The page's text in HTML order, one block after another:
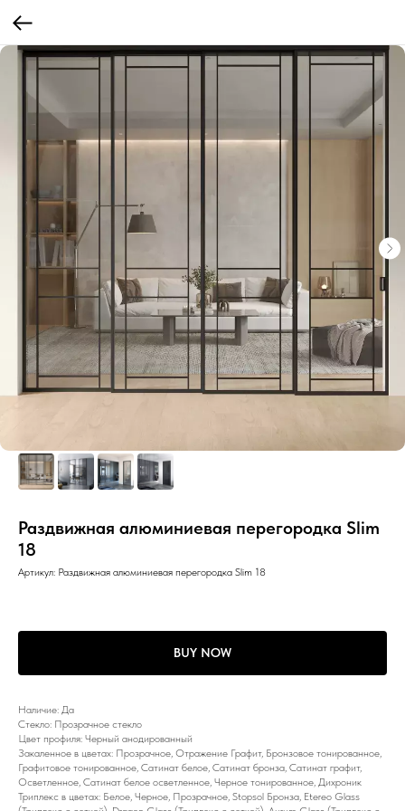
Раздвижная алюминиевая перегородка Slim
18
Артикул: Раздвижная алюминиевая перегородка Slim 18
BUY NOW
Наличие: Да
Стекло: Прозрачное стекло
Цвет профиля: Черный анодированный
Закаленное в цветах: Прозрачное, Отражение Графит, Бронзовое тонированное,
Графитовое тонированное, Сатинат белое, Сатинат бронза, Сатинат графит,
Осветленное, Сатинат белое осветленное, Черное тонированное, Дихроник
Триплекс в цветах: Белое, Черное, Прозрачное, Stopsol Бронза, Etereo Glass